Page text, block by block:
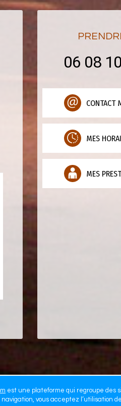
est une plateforme qui regroupe des
vous acceptez l’utilisation
06 08
CONTACT
MES
MES